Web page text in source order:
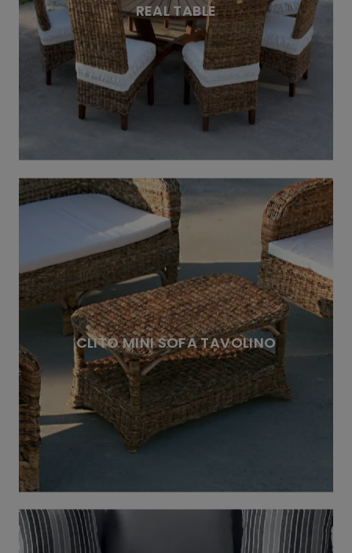
REAL TABLE
CLITO MINI SOFA TAVOLINO